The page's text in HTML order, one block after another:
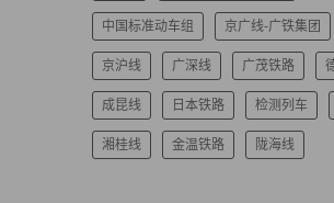
中国标准动车组 京广线-广铁集团
京沪线 广深线 广茂铁路
成昆线 日本铁路 检测列车
湘桂线 金温铁路 陇海线